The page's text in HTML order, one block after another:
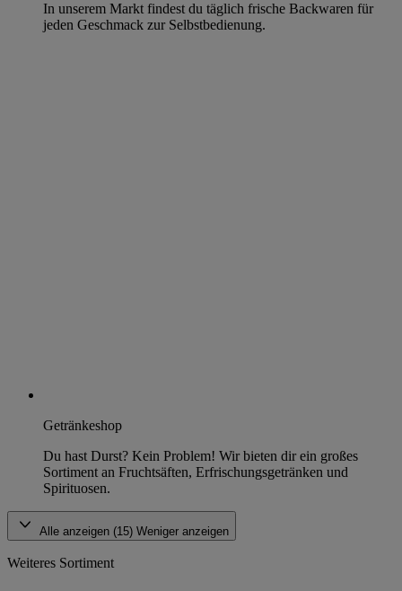
In unserem Markt findest du täglich frische Backwaren für
jeden Geschmack zur Selbstbedienung.
Getränkeshop
Du hast Durst? Kein Problem! Wir bieten dir ein großes
Sortiment an Fruchtsäften, Erfrischungsgetränken und
Spirituosen.
Alle anzeigen (15) Weniger anzeigen
Weiteres Sortiment